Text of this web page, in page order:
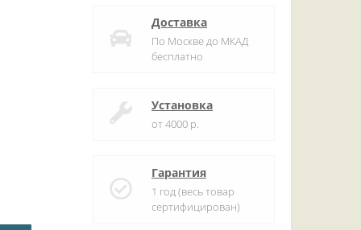
Доставка
По Москве до МКАД
бесплатно
Установка
от 4000 р.
Гарантия
1 год (весь товар
сертифицирован)